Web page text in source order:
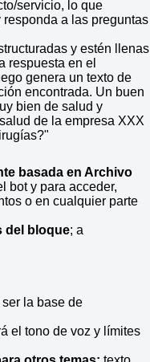
servicio, lo que
a las preguntas
y estén llenas
respuesta en el
genera un texto de
encontrada. Un buen
bien de salud y
de la empresa XXX
basada en Archivo
bot y para acceder,
o en cualquier parte
del bloque; a
la base de
el tono de voz y límites